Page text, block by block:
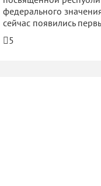
федерального
сейчас появились
5